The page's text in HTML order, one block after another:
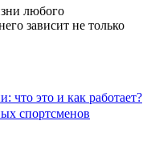
любого
зависит не только
что это и как работает?
спортсменов